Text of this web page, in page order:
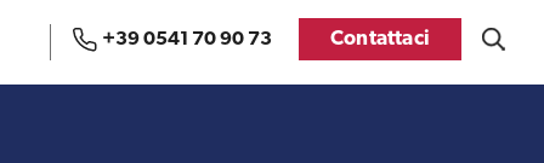
Contattaci
+39 0541 70 90 73